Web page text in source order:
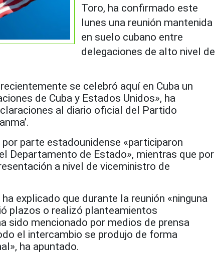
Toro, ha confirmado este
lunes una reunión mantenida
en suelo cubano entre
delegaciones de alto nivel de
se celebró aquí en Cuba un
de Cuba y Estados Unidos», ha
al diario oficial del Partido
parte estadounidense «participaron
Departamento de Estado», mientras que por
a nivel de viceministro de
explicado que durante la reunión «ninguna
plazos o realizó planteamientos
sido mencionado por medios de prensa
el intercambio se produjo de forma
ha apuntado.